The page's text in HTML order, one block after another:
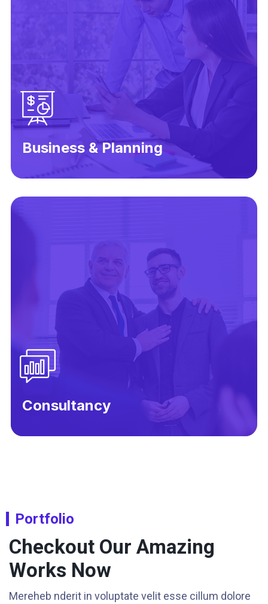
Business & Planning
Consultancy
Portfolio
Checkout Our Amazing
Works Now
Mereheb nderit in voluptate velit esse cillum dolore